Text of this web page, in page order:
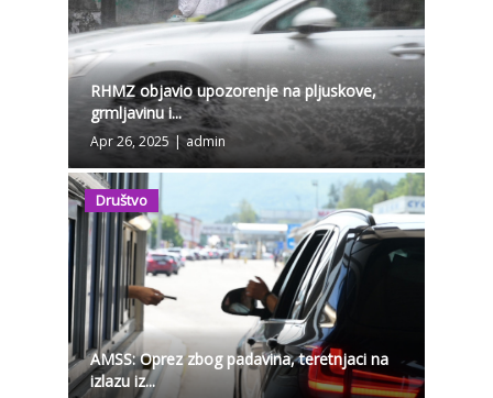
RHMZ objavio upozorenje na pljuskove,
grmljavinu i...
Apr 26, 2025 | admin
Društvo
AMSS: Oprez zbog padavina, teretnjaci na
izlazu iz...